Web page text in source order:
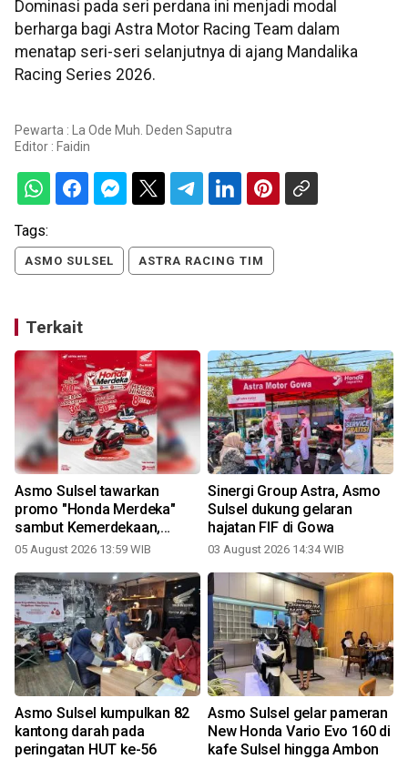
Dominasi pada seri perdana ini menjadi modal
berharga bagi Astra Motor Racing Team dalam
menatap seri-seri selanjutnya di ajang Mandalika
Racing Series 2026.
Pewarta : La Ode Muh. Deden Saputra
Editor : Faidin
Tags:
ASMO SULSEL ASTRA RACING TIM
Terkait
Asmo Sulsel tawarkan
promo "Honda Merdeka"
sambut Kemerdekaan,
hemat hingga Rp8 juta
05 August 2026 13:59 WIB
Sinergi Group Astra, Asmo
Sulsel dukung gelaran
hajatan FIF di Gowa
03 August 2026 14:34 WIB
Asmo Sulsel kumpulkan 82
kantong darah pada
peringatan HUT ke-56
Asmo Sulsel gelar pameran
New Honda Vario Evo 160 di
kafe Sulsel hingga Ambon